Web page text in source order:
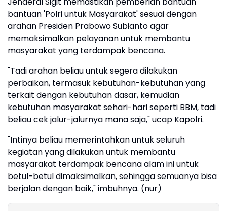
bantuan 'Polri untuk Masyarakat' sesuai dengan
arahan Presiden Prabowo Subianto agar
memaksimalkan pelayanan untuk membantu
masyarakat yang terdampak bencana.
"Tadi arahan beliau untuk segera dilakukan
perbaikan, termasuk kebutuhan-kebutuhan yang
terkait dengan kebutuhan dasar, kemudian
kebutuhan masyarakat sehari-hari seperti BBM, tadi
beliau cek jalur-jalurnya mana saja," ucap Kapolri.
"Intinya beliau memerintahkan untuk seluruh
kegiatan yang dilakukan untuk membantu
masyarakat terdampak bencana alam ini untuk
betul-betul dimaksimalkan, sehingga semuanya bisa
berjalan dengan baik," imbuhnya. (nur)